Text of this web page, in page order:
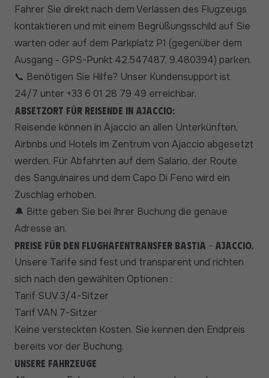
Fahrer Sie direkt nach dem Verlassen des Flugzeugs
kontaktieren und mit einem Begrüßungsschild auf Sie
warten oder auf dem Parkplatz P1 (gegenüber dem
Ausgang - GPS-Punkt 42.547487, 9.480394) parken.
📞 Benötigen Sie Hilfe? Unser Kundensupport ist
24/7 unter +33 6 01 28 79 49 erreichbar.
Absetzort für Reisende in Ajaccio:
Reisende können in Ajaccio an allen Unterkünften,
Airbnbs und Hotels im Zentrum von Ajaccio abgesetzt
werden. Für Abfahrten auf dem Salario, der Route
des Sanguinaires und dem Capo Di Feno wird ein
Zuschlag erhoben.
🔔 Bitte geben Sie bei Ihrer Buchung die genaue
Adresse an.
Preise für den Flughafentransfer Bastia - Ajaccio.
Unsere Tarife sind fest und transparent und richten
sich nach den gewählten Optionen :
Tarif SUV 3/4-Sitzer
Tarif VAN 7-Sitzer
Keine versteckten Kosten. Sie kennen den Endpreis
bereits vor der Buchung.
Unsere Fahrzeuge